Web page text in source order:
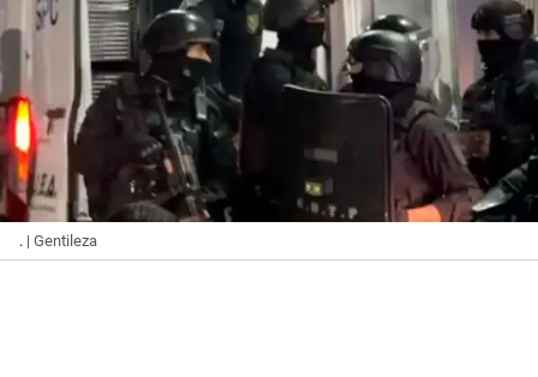
. | Gentileza